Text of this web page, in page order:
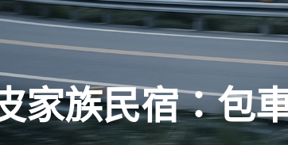
家族民宿：包